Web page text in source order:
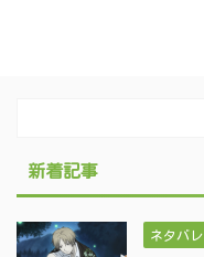
新着記事
ネタバレ